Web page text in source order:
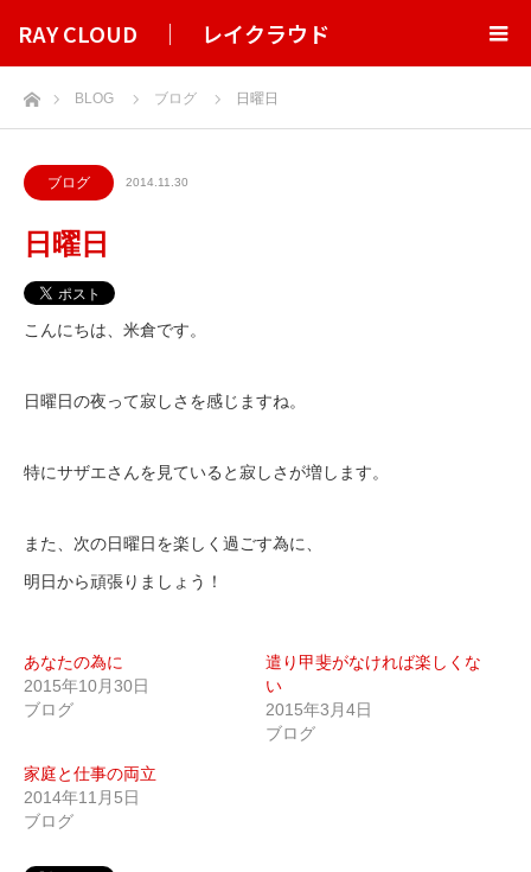
RAY CLOUD ｜ レイクラウド
ホームBLOG ブログ 日曜日
ブログ 2014.11.30
日曜日
こんにちは、米倉です。
日曜日の夜って寂しさを感じますね。
特にサザエさんを見ていると寂しさが増します。
また、次の日曜日を楽しく過ごす為に、
明日から頑張りましょう！
あなたの為に
2015年10月30日
ブログ
遣り甲斐がなければ楽しくな
い
2015年3月4日
ブログ
家庭と仕事の両立
2014年11月5日
ブログ